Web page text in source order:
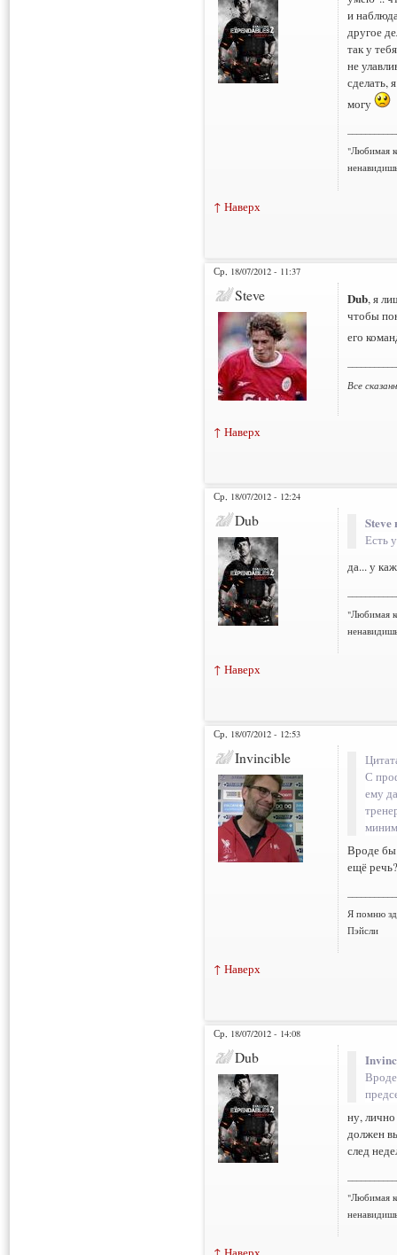
и
другое
так у
не
сделать,
могу
"Любимая
↑ Наверх
Ср, 18/07/2012 - 11:37
Steve Dub, я
чтобы
его
Все
↑ Наверх
Ср, 18/07/2012 - 12:24
Dub Steve
Есть
да... у
"Любимая
↑ Наверх
Ср, 18/07/2012 - 12:53
Invincible
С
ему
Вроде бы
ещё речь?
Я помню
Пэйсли
↑ Наверх
Ср, 18/07/2012 - 14:08
Dub
ну,
должен
след
"Любимая